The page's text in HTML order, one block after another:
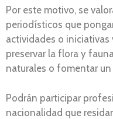
Por este motivo, se
periodísticos que
actividades o
preservar la flora y
naturales o fomentar
Podrán participar
nacionalidad que